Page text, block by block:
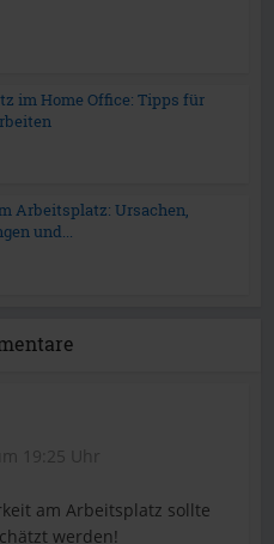
im Home Office: Tipps für
Arbeitsplatz: Ursachen,
und...
19:25 Uhr
am Arbeitsplatz sollte
werden!